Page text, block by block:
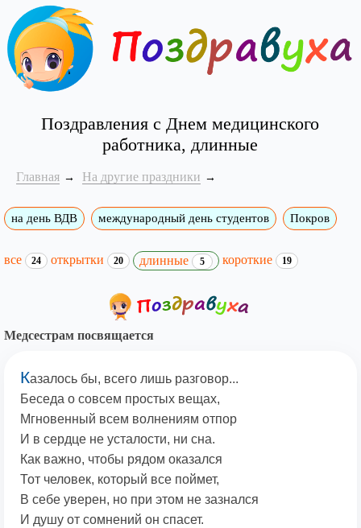
Поздравления с Днем медицинского
работника, длинные
Главная На другие праздники
на день ВДВ международный день студентов Покров
все 24 открытки 20 длинные 5 короткие 19
Медсестрам посвящается
Казалось бы, всего лишь разговор...
Беседа о совсем простых вещах,
Мгновенный всем волнениям отпор
И в сердце не усталости, ни сна.
Как важно, чтобы рядом оказался
Тот человек, который все поймет,
В себе уверен, но при этом не зазнался
И душу от сомнений он спасет.